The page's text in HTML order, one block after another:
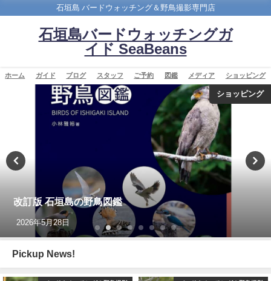
石垣島 バードウォッチング＆野鳥撮影専門店
石垣島バードウォッチングガ
イド SeaBeans
ホーム ガイド ブログ スタッフ ご予約 図鑑 メディア ショッピング
バードウオッチング＆野鳥撮影
今年最初の迷鳥観察記録！！ナンヨウショウビン
Collared Kingfisher
2022年4月7日
Pickup News!